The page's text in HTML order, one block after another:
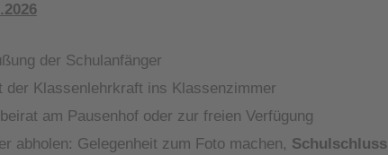
der Schulanfänger
der Klassenlehrkraft ins Klassenzimmer
am Pausenhof oder zur freien Verfügung
abholen: Gelegenheit zum Foto machen, Schulschluss